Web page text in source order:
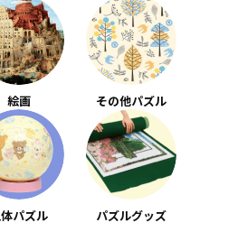
絵画 その他パズル
パズル パズルグッズ